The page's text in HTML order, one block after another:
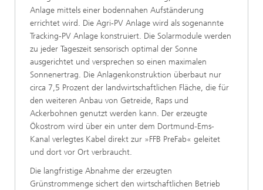
Anlage mittels einer bodennahen Aufständerung
errichtet wird. Die Agri-PV Anlage wird als sogenannte
Tracking-PV Anlage konstruiert. Die Solarmodule werden
zu jeder Tageszeit sensorisch optimal der Sonne
ausgerichtet und versprechen so einen maximalen
Sonnenertrag. Die Anlagenkonstruktion überbaut nur
circa 7,5 Prozent der landwirtschaftlichen Fläche, die für
den weiteren Anbau von Getreide, Raps und
Ackerbohnen genutzt werden kann. Der erzeugte
Ökostrom wird über ein unter dem Dortmund-Ems-
Kanal verlegtes Kabel direkt zur »FFB PreFab« geleitet
und dort vor Ort verbraucht.
Die langfristige Abnahme der erzeugten
Grünstrommenge sichert den wirtschaftlichen Betrieb